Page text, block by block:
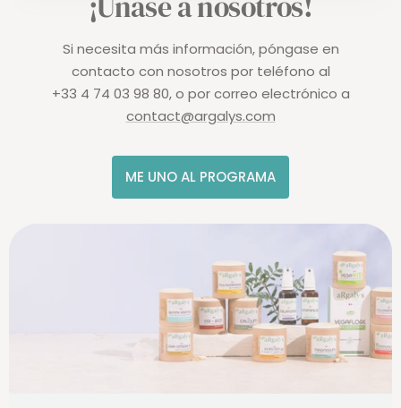
Si necesita más información, póngase en
contacto con nosotros por teléfono al
+33 4 74 03 98 80, o por correo electrónico a
contact@argalys.com
ME UNO AL PROGRAMA